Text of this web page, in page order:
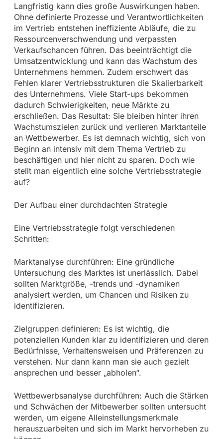
Langfristig kann dies große Auswirkungen haben.
Ohne definierte Prozesse und Verantwortlichkeiten
im Vertrieb entstehen ineffiziente Abläufe, die zu
Ressourcenverschwendung und verpassten
Verkaufschancen führen. Das beeinträchtigt die
Umsatzentwicklung und kann das Wachstum des
Unternehmens hemmen. Zudem erschwert das
Fehlen klarer Vertriebsstrukturen die Skalierbarkeit
des Unternehmens. Viele Start-ups bekommen
dadurch Schwierigkeiten, neue Märkte zu
erschließen. Das Resultat: Sie bleiben hinter ihren
Wachstumszielen zurück und verlieren Marktanteile
an Wettbewerber. Es ist demnach wichtig, sich von
Beginn an intensiv mit dem Thema Vertrieb zu
beschäftigen und hier nicht zu sparen. Doch wie
stellt man eigentlich eine solche Vertriebsstrategie
auf?
Der Aufbau einer durchdachten Strategie
Eine Vertriebsstrategie folgt verschiedenen
Schritten:
Marktanalyse durchführen: Eine gründliche
Untersuchung des Marktes ist unerlässlich. Dabei
sollten Marktgröße, -trends und -dynamiken
analysiert werden, um Chancen und Risiken zu
identifizieren.
Zielgruppen definieren: Es ist wichtig, die
potenziellen Kunden klar zu identifizieren und deren
Bedürfnisse, Verhaltensweisen und Präferenzen zu
verstehen. Nur dann kann man sie auch gezielt
ansprechen und besser „abholen“.
Wettbewerbsanalyse durchführen: Auch die Stärken
und Schwächen der Mitbewerber sollten untersucht
werden, um eigene Alleinstellungsmerkmale
herauszuarbeiten und sich im Markt hervorheben zu